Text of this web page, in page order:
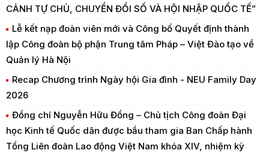
CẢNH TỰ CHỦ, CHUYỂN ĐỔI SỐ VÀ HỘI NHẬP QUỐC TẾ”
Lễ kết nạp đoàn viên mới và Công bố Quyết định thành
lập Công đoàn bộ phận Trung tâm Pháp – Việt Đào tạo về
Quản lý Hà Nội
Recap Chương trình Ngày hội Gia đình - NEU Family Day
2026
Đồng chí Nguyễn Hữu Đồng – Chủ tịch Công đoàn Đại
học Kinh tế Quốc dân được bầu tham gia Ban Chấp hành
Tổng Liên đoàn Lao động Việt Nam khóa XIV, nhiệm kỳ